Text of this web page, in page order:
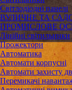
Світлодіодні панелі
ВУЛИЧНЕ ТА
ПРОМИСЛОВЕ
Лінійні світильники
Прожектори
Автоматика
Автомати корпусні
Автомати захисту
Перемикачі